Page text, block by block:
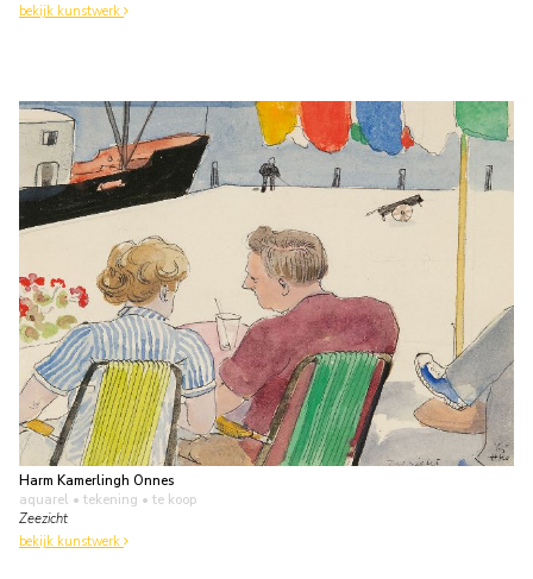
bekijk kunstwerk
Harm Kamerlingh Onnes
aquarel • tekening • te koop
Zeezicht
bekijk kunstwerk